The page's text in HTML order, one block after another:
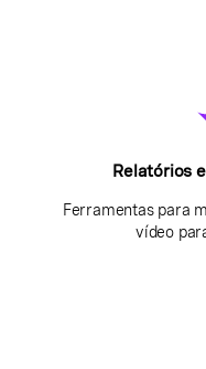
Relatórios
Ferramentas para
vídeo